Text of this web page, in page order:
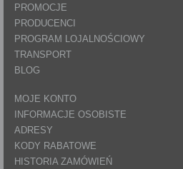
PROMOCJE
PRODUCENCI
PROGRAM LOJALNOŚCIOWY
TRANSPORT
BLOG
MOJE KONTO
INFORMACJE OSOBISTE
ADRESY
KODY RABATOWE
HISTORIA ZAMÓWIEŃ